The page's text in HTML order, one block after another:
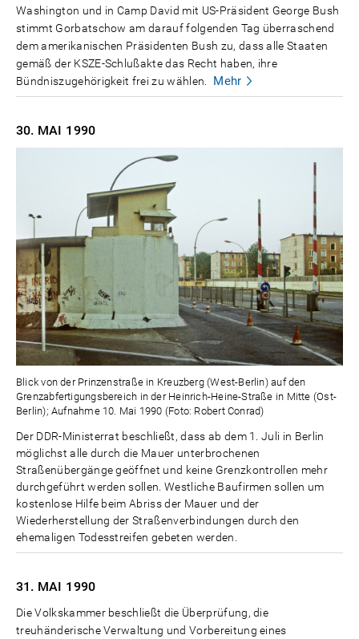
Washington und in Camp David mit US-Präsident George Bush
stimmt Gorbatschow am darauf folgenden Tag überraschend
dem amerikanischen Präsidenten Bush zu, dass alle Staaten
gemäß der KSZE-Schlußakte das Recht haben, ihre
Bündniszugehörigkeit frei zu wählen.
Mehr
30. MAI 1990
Blick von der Prinzenstraße in Kreuzberg (West-Berlin) auf den
Grenzabfertigungsbereich in der Heinrich-Heine-Straße in Mitte (Ost-
Berlin); Aufnahme 10. Mai 1990 (Foto: Robert Conrad)
Der DDR-Ministerrat beschließt, dass ab dem 1. Juli in Berlin
möglichst alle durch die Mauer unterbrochenen
Straßenübergänge geöffnet und keine Grenzkontrollen mehr
durchgeführt werden sollen. Westliche Baufirmen sollen um
kostenlose Hilfe beim Abriss der Mauer und der
Wiederherstellung der Straßenverbindungen durch den
ehemaligen Todesstreifen gebeten werden.
31. MAI 1990
Die Volkskammer beschließt die Überprüfung, die
treuhänderische Verwaltung und Vorbereitung eines